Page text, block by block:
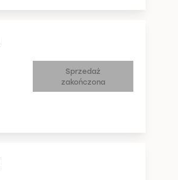
Sprzedaż
zakończona